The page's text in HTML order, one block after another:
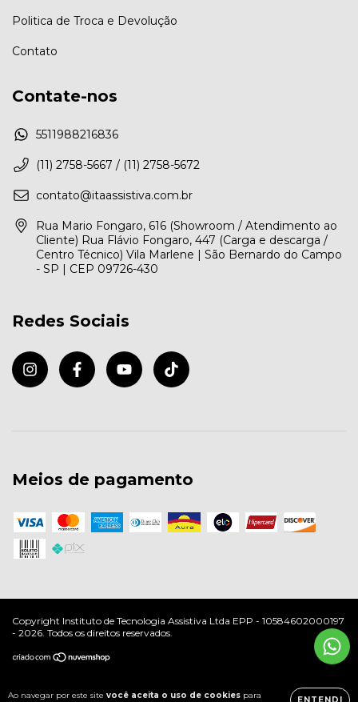
Ao navegar por este site você aceita o uso de cookies para
Politica de Troca e Devolução
Contato
Contate-nos
5511988216836
(11) 2758-5667 / (11) 2758-5672
contato@itaassistiva.com.br
Rua Mario Fongaro, 616 (Showroom / Atendimento ao
Cliente) Rua Flávio Fongaro, 447 (Carga e descarga /
Centro Técnico) Vila Marlene | São Bernardo do Campo
- SP | CEP 09726-430
Redes Sociais
Meios de pagamento
Copyright Instituto de Tecnologia Assistiva Ltda EPP - 10584602000197
- 2026. Todos os direitos reservados.